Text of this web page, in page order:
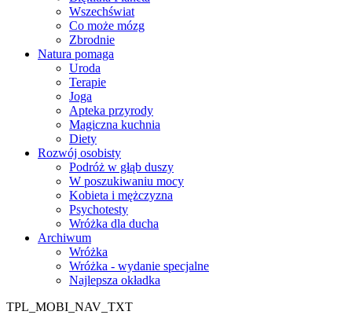
Wszechświat
Co może mózg
Zbrodnie
Natura pomaga
Uroda
Terapie
Joga
Apteka przyrody
Magiczna kuchnia
Diety
Rozwój osobisty
Podróż w głąb duszy
W poszukiwaniu mocy
Kobieta i mężczyzna
Psychotesty
Wróżka dla ducha
Archiwum
Wróżka
Wróżka - wydanie specjalne
Najlepsza okładka
TPL_MOBI_NAV_TXT